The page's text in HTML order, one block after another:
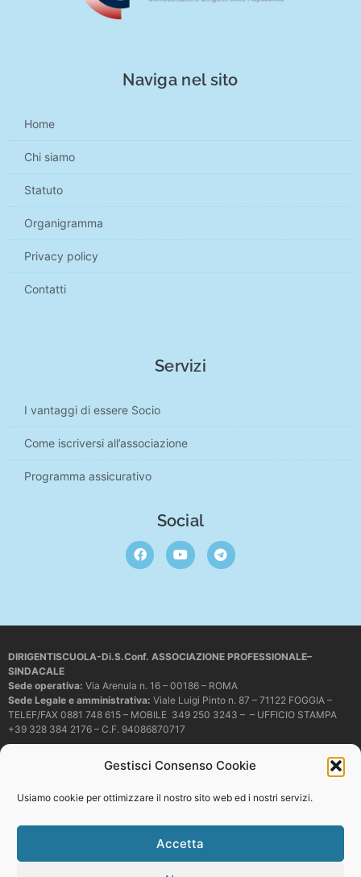
Gestisci Consenso Cookie
Usiamo cookie per ottimizzare il nostro sito web ed i nostri servizi.
Accetta
Naviga nel sito
Home
Chi siamo
Statuto
Organigramma
Privacy policy
Contatti
Servizi
I vantaggi di essere Socio
Come iscriversi all’associazione
Programma assicurativo
Social
DIRIGENTISCUOLA-Di.S.Conf. ASSOCIAZIONE PROFESSIONALE–
SINDACALE
Sede operativa: Via Arenula n. 16 – 00186 – ROMA
Sede Legale e amministrativa: Viale Luigi Pinto n. 87 – 71122 FOGGIA –
TELEF/FAX 0881 748 615 – MOBILE 349 250 3243 – – UFFICIO STAMPA
+39 328 384 2176 – C.F. 94086870717
dirigentiscuola@pec.it
copiare o riprodurre in alcun modo i contenuti presenti in questo sito se non